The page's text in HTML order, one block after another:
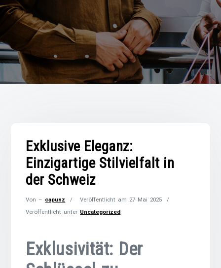
Exklusive Eleganz:
Einzigartige Stilvielfalt in
der Schweiz
Von – capunz Veröffentlicht am 27 Mai 2025
Veröffentlicht unter Uncategorized
Exklusivität: Der